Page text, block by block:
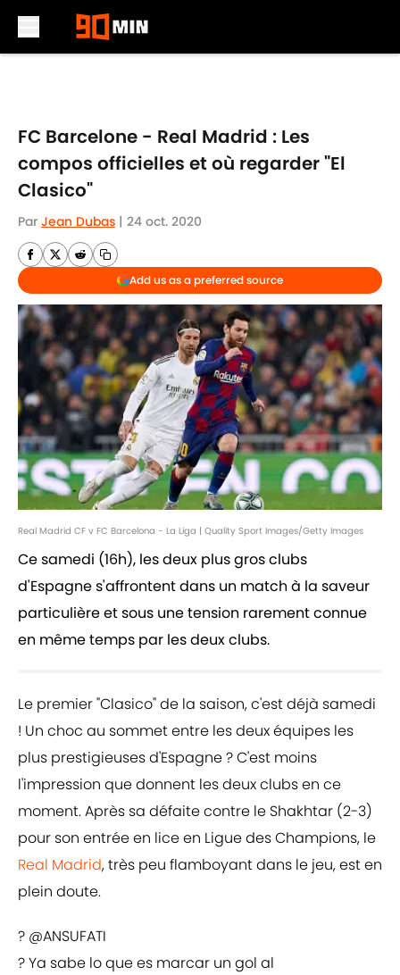
FC Barcelone - Real Madrid : Les
compos officielles et où regarder "El
Clasico"
Par Jean Dubas | 24 oct. 2020
Add us as a preferred source
Real Madrid CF v FC Barcelona - La Liga | Quality Sport Images/Getty Images
Ce samedi (16h), les deux plus gros clubs
d'Espagne s'affrontent dans un match à la saveur
particulière et sous une tension rarement connue
en même temps par les deux clubs.
Le premier "Clasico" de la saison, c'est déjà samedi
! Un choc au sommet entre les deux équipes les
plus prestigieuses d'Espagne ? C'est moins
l'impression que donnent les deux clubs en ce
moment. Après sa défaite contre le Shakhtar (2-3)
pour son entrée en lice en Ligue des Champions, le
Real Madrid, très peu flamboyant dans le jeu, est en
plein doute.
? @ANSUFATI
? Ya sabe lo que es marcar un gol al